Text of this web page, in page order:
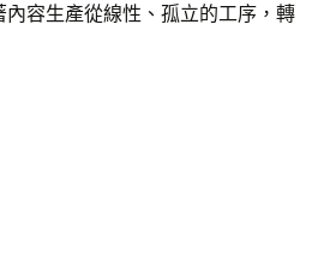
容生產從線性、孤立的工序，轉